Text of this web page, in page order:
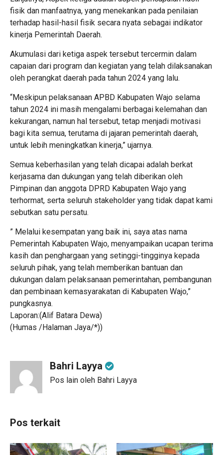
fisik dan manfaatnya, yang menekankan pada penilaian
terhadap hasil-hasil fisik secara nyata sebagai indikator
kinerja Pemerintah Daerah.
Akumulasi dari ketiga aspek tersebut tercermin dalam
capaian dari program dan kegiatan yang telah dilaksanakan
oleh perangkat daerah pada tahun 2024 yang lalu.
“Meskipun pelaksanaan APBD Kabupaten Wajo selama
tahun 2024 ini masih mengalami berbagai kelemahan dan
kekurangan, namun hal tersebut, tetap menjadi motivasi
bagi kita semua, terutama di jajaran pemerintah daerah,
untuk lebih meningkatkan kinerja,” ujarnya.
Semua keberhasilan yang telah dicapai adalah berkat
kerjasama dan dukungan yang telah diberikan oleh
Pimpinan dan anggota DPRD Kabupaten Wajo yang
terhormat, serta seluruh stakeholder yang tidak dapat kami
sebutkan satu persatu.
” Melalui kesempatan yang baik ini, saya atas nama
Pemerintah Kabupaten Wajo, menyampaikan ucapan terima
kasih dan penghargaan yang setinggi-tingginya kepada
seluruh pihak, yang telah memberikan bantuan dan
dukungan dalam pelaksanaan pemerintahan, pembangunan
dan pembinaan kemasyarakatan di Kabupaten Wajo,”
pungkasnya.
Laporan:(Alif Batara Dewa)
(Humas /Halaman Jaya/*))
Bahri Layya
Pos lain oleh Bahri Layya
Pos terkait